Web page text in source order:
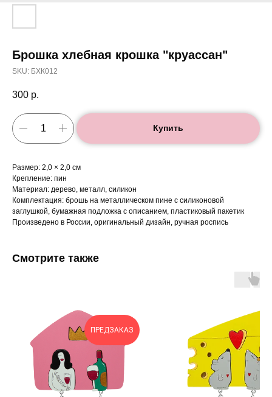
Брошка хлебная крошка "круассан"
SKU: БХК012
300 р.
Купить
Размер: 2,0 × 2,0 см
Крепление: пин
Материал: дерево, металл, силикон
Комплектация: брошь на металлическом пине с силиконовой
заглушкой, бумажная подложка с описанием, пластиковый пакетик
Произведено в России, оригинальный дизайн, ручная роспись
Смотрите также
ПРЕДЗАКАЗ